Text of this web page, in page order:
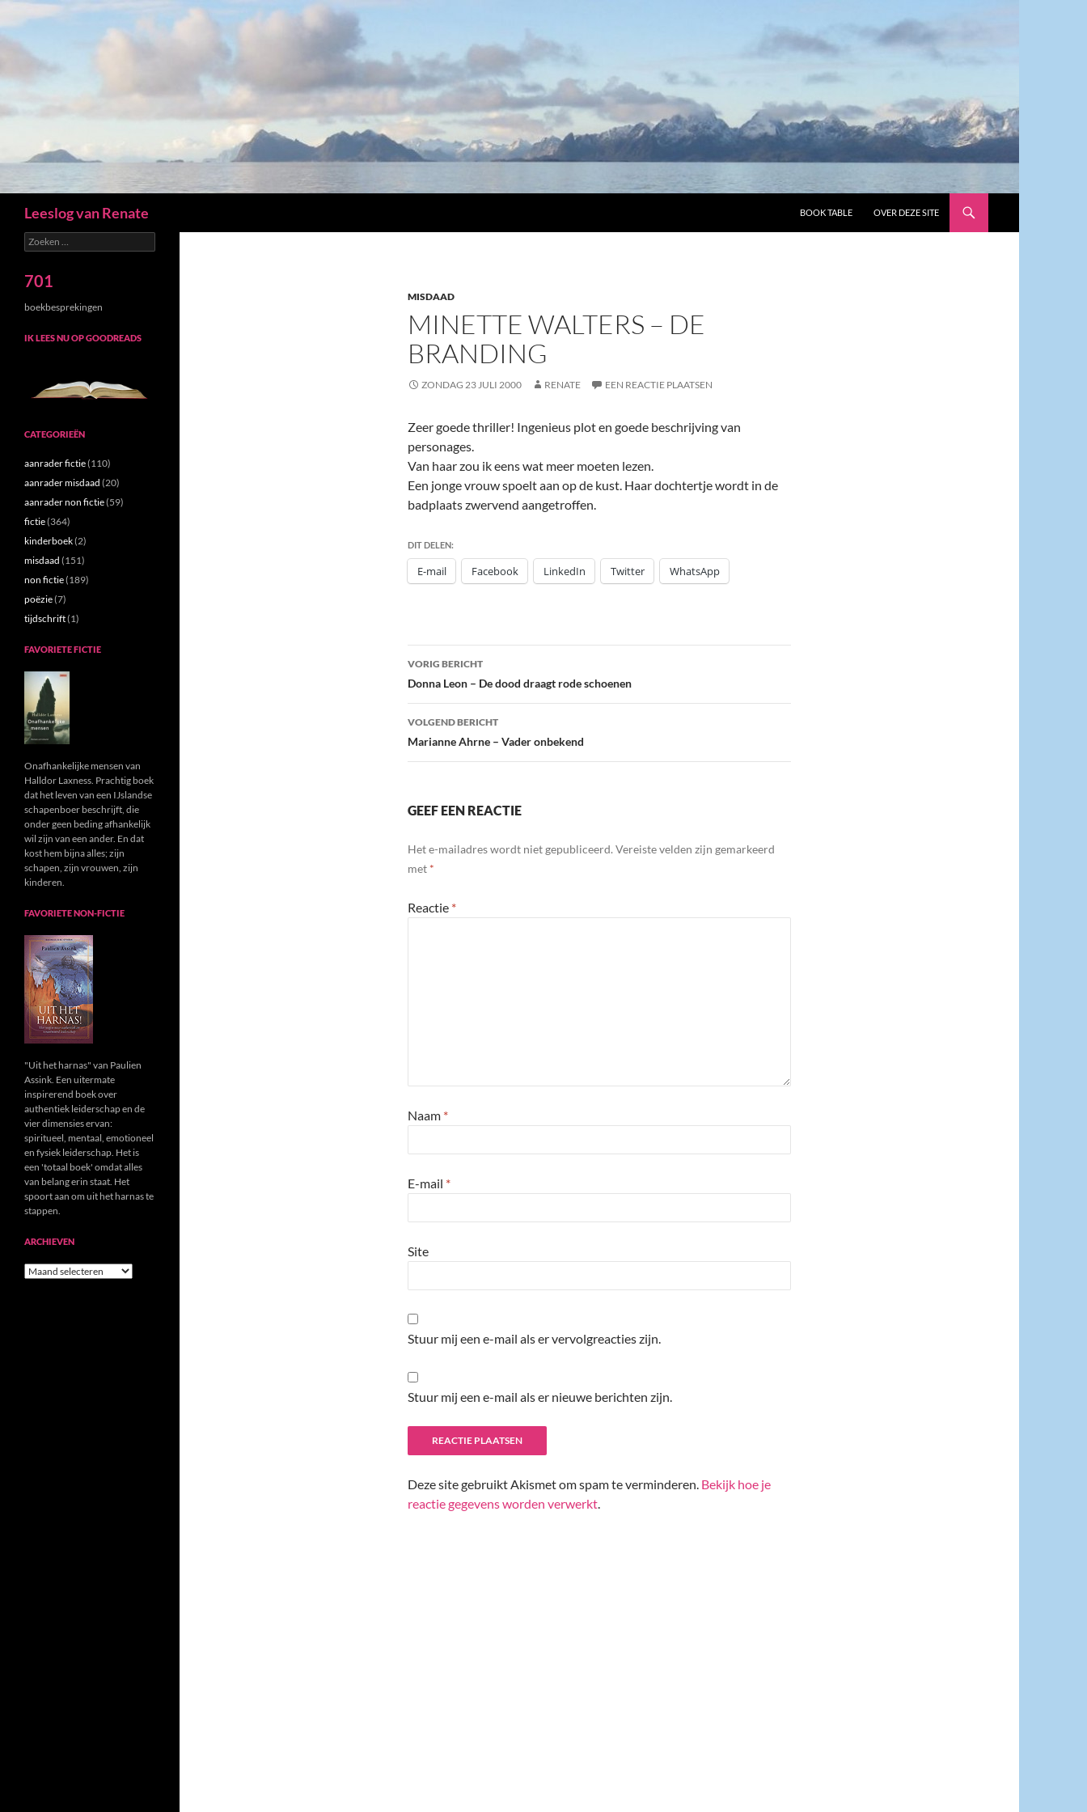
Leeslog van Renate
BOOK TABLE
OVER DEZE SITE
MISDAAD
MINETTE WALTERS – DE
BRANDING
ZONDAG 23 JULI 2000 RENATE EEN REACTIE PLAATSEN
Zeer goede thriller! Ingenieus plot en goede beschrijving van
personages.
Van haar zou ik eens wat meer moeten lezen.
Een jonge vrouw spoelt aan op de kust. Haar dochtertje wordt in de
badplaats zwervend aangetroffen.
DIT DELEN:
E-mail Facebook LinkedIn Twitter WhatsApp
Bericht
navigatie
VORIG BERICHT
Donna Leon – De dood draagt rode schoenen
VOLGEND BERICHT
Marianne Ahrne – Vader onbekend
GEEF EEN REACTIE
Het e-mailadres wordt niet gepubliceerd. Vereiste velden zijn gemarkeerd
met *
Reactie *
Naam *
E-mail *
Site
Stuur mij een e-mail als er vervolgreacties zijn.
Stuur mij een e-mail als er nieuwe berichten zijn.
Deze site gebruikt Akismet om spam te verminderen. Bekijk hoe je
reactie gegevens worden verwerkt.
Zoeken
naar:
701
boekbesprekingen
IK LEES NU OP GOODREADS
CATEGORIEËN
aanrader fictie(110)
aanrader misdaad (20)
aanrader non fictie(59)
fictie(364)
kinderboek(2)
misdaad (151)
non fictie(189)
poëzie(7)
tijdschrift(1)
FAVORIETE FICTIE
Onafhankelijke mensen van
Halldor Laxness. Prachtig boek
dat het leven van een IJslandse
schapenboer beschrijft, die
onder geen beding afhankelijk
wil zijn van een ander. En dat
kost hem bijna alles; zijn
schapen, zijn vrouwen, zijn
kinderen.
FAVORIETE NON-FICTIE
"Uit het harnas" van Paulien
Assink. Een uitermate
inspirerend boek over
authentiek leiderschap en de
vier dimensies ervan:
spiritueel, mentaal, emotioneel
en fysiek leiderschap. Het is
een 'totaal boek' omdat alles
van belang erin staat. Het
spoort aan om uit het harnas te
stappen.
ARCHIEVEN
Archieven